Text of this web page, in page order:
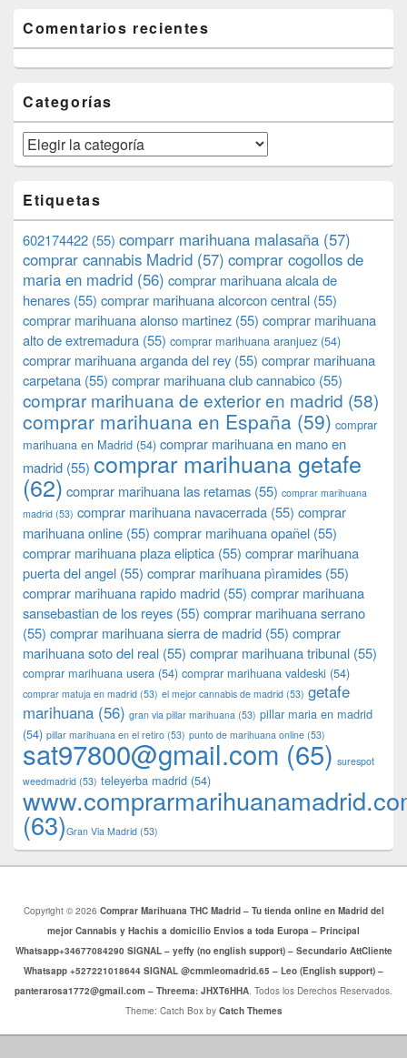
Comentarios recientes
Categorías
Categorías
Etiquetas
602174422 (55) comparr marihuana malasaña (57)
comprar cannabis Madrid (57) comprar cogollos de
maria en madrid (56) comprar marihuana alcala de
henares (55) comprar marihuana alcorcon central (55)
comprar marihuana alonso martinez (55) comprar marihuana
alto de extremadura (55) comprar marihuana aranjuez (54)
comprar marihuana arganda del rey (55) comprar marihuana
carpetana (55) comprar marihuana club cannabico (55)
comprar marihuana de exterior en madrid (58)
comprar marihuana en España (59) comprar
marihuana en Madrid (54) comprar marihuana en mano en
madrid (55) comprar marihuana getafe
(62) comprar marihuana las retamas (55) comprar marihuana
madrid (53) comprar marihuana navacerrada (55) comprar
marihuana online (55) comprar marihuana opañel (55)
comprar marihuana plaza eliptica (55) comprar marihuana
puerta del angel (55) comprar marihuana pìramides (55)
comprar marihuana rapido madrid (55) comprar marihuana
sansebastian de los reyes (55) comprar marihuana serrano
(55) comprar marihuana sierra de madrid (55) comprar
marihuana soto del real (55) comprar marihuana tribunal (55)
comprar marihuana usera (54) comprar marihuana valdeski (54)
comprar matuja en madrid (53) el mejor cannabis de madrid (53) getafe
marihuana (56) gran via pillar marihuana (53) pillar maria en madrid
(54) pillar marihuana en el retiro (53) punto de marihuana online (53)
sat97800@gmail.com (65) surespot
weedmadrid (53) teleyerba madrid (54)
(63)​​Gran Via Madrid (53)
Copyright © 2026 Comprar Marihuana THC Madrid – Tu tienda online en Madrid del
mejor Cannabis y Hachis a domicilio Envios a toda Europa – Principal
Whatsapp+34677084290 SIGNAL – yeffy (no english support) – Secundario AttCliente
Whatsapp +527221018644 SIGNAL @cmmleomadrid.65 – Leo (English support) –
panterarosa1772@gmail.com – Threema: JHXT6HHA. Todos los Derechos Reservados.
Theme: Catch Box by Catch Themes